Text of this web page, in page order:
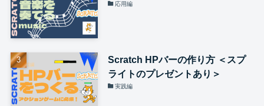
応用編
Scratch HPバーの作り方 ＜スプ
ライトのプレゼントあり＞
実践編